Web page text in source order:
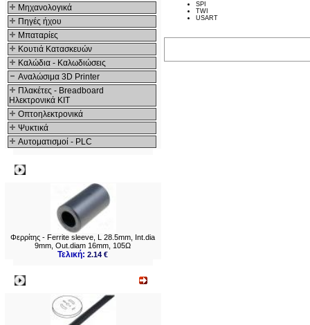
Μηχανολογικά
Πηγές ήχου
Μπαταρίες
Κουτιά Κατασκευών
Καλώδια - Καλωδιώσεις
Αναλώσιμα 3D Printer
Πλακέτες - Breadboard
Ηλεκτρονικά ΚΙΤ
Οπτοηλεκτρονικά
Ψυκτικά
Αυτοματισμοί - PLC
Φερρίτης - Ferrite sleeve, L 28.5mm, Int.dia
9mm, Out.diam 16mm, 105Ω
Τελική:2.14 €
SPI
TWI
USART